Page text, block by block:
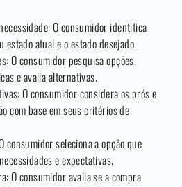
O consumidor identifica
estado atual e o estado desejado.
O consumidor pesquisa opções,
e avalia alternativas.
O consumidor considera os prós e
com base em seus critérios de
consumidor seleciona a opção que
e expectativas.
O consumidor avalia se a compra